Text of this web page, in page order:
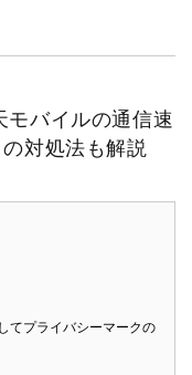
モバイルの通信速
対処法も解説
てプライバシーマークの